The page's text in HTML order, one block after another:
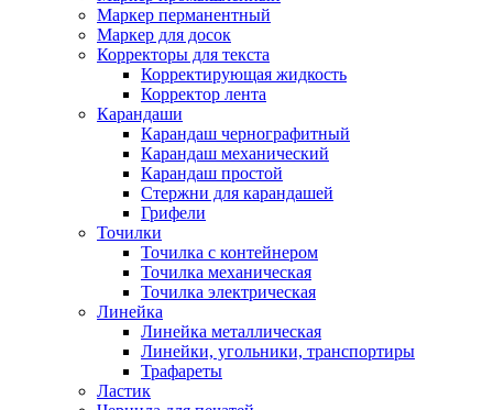
Маркер перманентный
Маркер для досок
Корректоры для текста
Корректирующая жидкость
Корректор лента
Карандаши
Карандаш чернографитный
Карандаш механический
Карандаш простой
Стержни для карандашей
Грифели
Точилки
Точилка с контейнером
Точилка механическая
Точилка электрическая
Линейка
Линейка металлическая
Линейки, угольники, транспортиры
Трафареты
Ластик